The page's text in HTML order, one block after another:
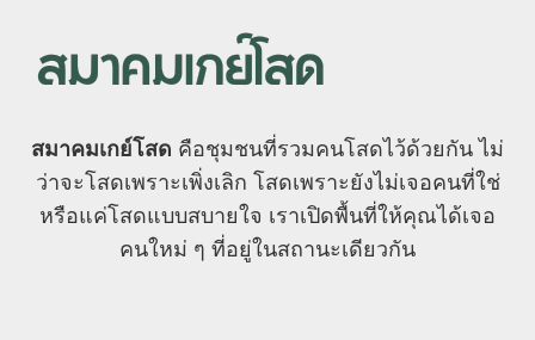
สมาคมเกย์โสด คือชุมชนที่รวมคนโสดไว้ด้วยกัน ไม่
ว่าจะโสดเพราะเพิ่งเลิก โสดเพราะยังไม่เจอคนที่ใช่
หรือแค่โสดแบบสบายใจ เราเปิดพื้นที่ให้คุณได้เจอ
คนใหม่ ๆ ที่อยู่ในสถานะเดียวกัน